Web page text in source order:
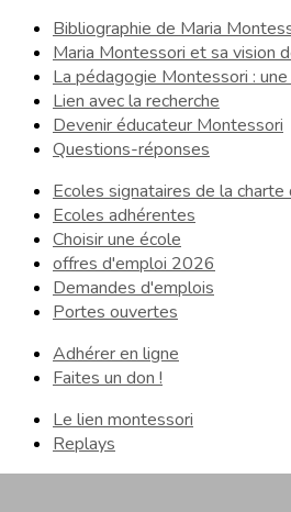
Bibliographie de Maria
Maria Montessori et sa vision
La pédagogie Montessori :
Lien avec la recherche
Devenir éducateur Montessori
Questions-réponses
Ecoles signataires de la charte
Ecoles adhérentes
Choisir une école
offres d'emploi 2026
Demandes d'emplois
Portes ouvertes
Adhérer en ligne
Faites un don !
Le lien montessori
Replays